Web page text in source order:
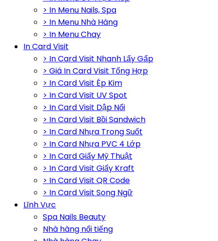
> In Menu Nails, Spa
> In Menu Nhà Hàng
> In Menu Chay
In Card Visit
> In Card Visit Nhanh Lấy Gấp
> Giá In Card Visit Tổng Hợp
> In Card Visit Ép Kim
> In Card Visit UV Spot
> In Card Visit Dập Nổi
> In Card Visit Bồi Sandwich
> In Card Nhựa Trong Suốt
> In Card Nhựa PVC 4 Lớp
> In Card Giấy Mỹ Thuật
> In Card Visit Giấy Kraft
> In Card Visit QR Code
> In Card Visit Song Ngữ
Lĩnh Vực
Spa Nails Beauty
Nhà hàng nổi tiếng